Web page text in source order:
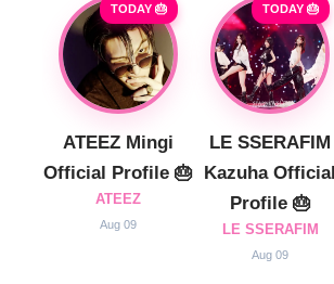
TODAY 🎂
ATEEZ Mingi
Official Profile 🎂
ATEEZ
Aug 09
TODAY 🎂
LE SSERAFIM
Kazuha Official
Profile 🎂
LE SSERAFIM
Aug 09